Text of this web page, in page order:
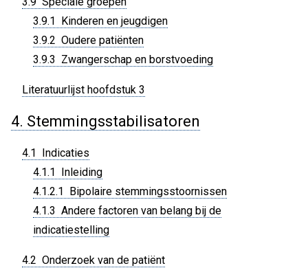
3.9.1 Kinderen en jeugdigen
3.9.2 Oudere patiënten
3.9.3 Zwangerschap en borstvoeding
Literatuurlijst hoofdstuk 3
4. Stemmingsstabilisatoren
4.1 Indicaties
4.1.1 Inleiding
4.1.2.1 Bipolaire stemmingsstoornissen
4.1.3 Andere factoren van belang bij de
indicatiestelling
4.2 Onderzoek van de patiënt